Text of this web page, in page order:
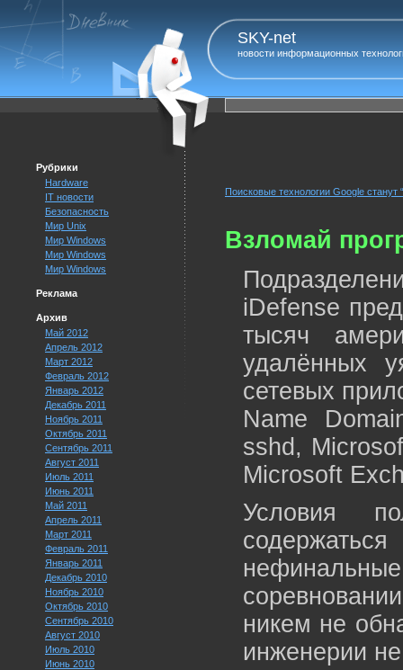
SKY-net
новости информационных
Рубрики
Hardware
IT новости
Безопасность
Мир Unix
Мир Windows
Мир Windows
Мир Windows
Реклама
Архив
Май 2012
Апрель 2012
Март 2012
Февраль 2012
Январь 2012
Декабрь 2011
Ноябрь 2011
Октябрь 2011
Сентябрь 2011
Август 2011
Июль 2011
Июнь 2011
Май 2011
Апрель 2011
Март 2011
Февраль 2011
Январь 2011
Декабрь 2010
Ноябрь 2010
Октябрь 2010
Сентябрь 2010
Август 2010
Июль 2010
Июнь 2010
Поисковые технологии Google станут
Взломай
iDefense
тысяч
удалённых
сетевых
Name
sshd,
Microsoft
Условия
никем не
инженерии